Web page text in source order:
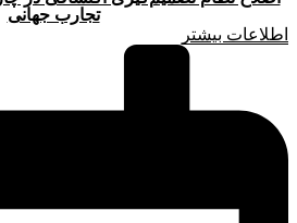
تجارب جهانی
اطلاعات بیشتر